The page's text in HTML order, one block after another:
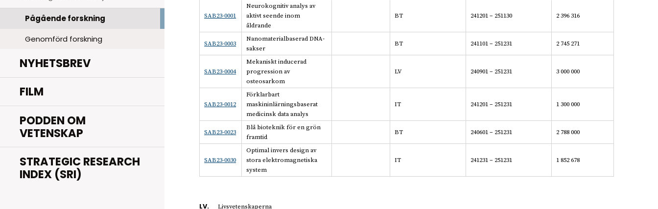
Pågående forskning
Genomförd forskning
NYHETSBREV
FILM
PODDEN OM
VETENSKAP
STRATEGIC RESEARCH
INDEX (SRI)
SAB23-0001
Neurokognitiv analys av
aktivt seende inom
åldrande
BT 241201 – 251130 2 396 316
SAB23-0003
Nanomaterialbaserad DNA-
sakser
BT 241101 – 251231 2 745 271
SAB23-0004
Mekaniskt inducerad
progression av
osteosarkom
LV 240901 – 251231 3 000 000
SAB23-0012
Förklarbart
maskininlärningsbaserat
medicinsk data analys
IT 241201 – 251231 1 300 000
SAB23-0023
Blå bioteknik för en grön
framtid
BT 240601 – 251231 2 788 000
SAB23-0030
Optimal invers design av
stora elektromagnetiska
system
IT 241231 – 251231 1 852 678
LV. Livsvetenskaperna